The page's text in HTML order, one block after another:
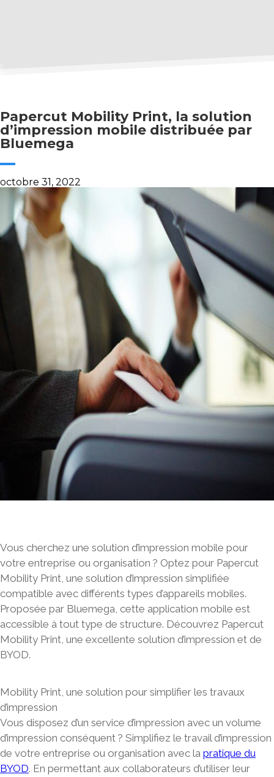
Papercut Mobility Print, la solution
d’impression mobile distribuée par
Bluemega
octobre 31, 2022
Vous cherchez une solution d’impression mobile pour
votre entreprise ou organisation ? Optez pour Papercut
Mobility Print, une solution d’impression simplifiée
compatible avec différents types d’appareils mobiles.
Proposée par Bluemega, cette application mobile est
accessible à tout type de structure. Découvrez Papercut
Mobility Print, une excellente solution d’impression et de
BYOD.
Mobility Print, une solution pour simplifier les travaux
d’impression
Vous disposez d’un service d’impression avec un volume
d’impression conséquent ? Simplifiez le travail d’impression
de votre entreprise ou organisation avec la pratique du
BYOD. En permettant aux collaborateurs d’utiliser leur